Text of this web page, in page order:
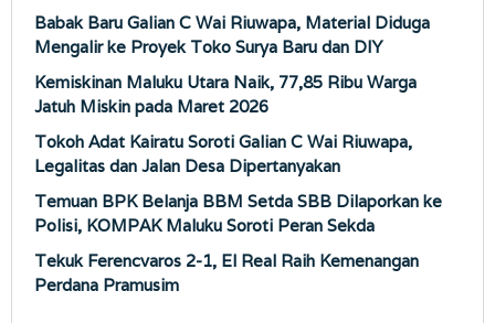
Babak Baru Galian C Wai Riuwapa, Material Diduga
Mengalir ke Proyek Toko Surya Baru dan DIY
Kemiskinan Maluku Utara Naik, 77,85 Ribu Warga
Jatuh Miskin pada Maret 2026
Tokoh Adat Kairatu Soroti Galian C Wai Riuwapa,
Legalitas dan Jalan Desa Dipertanyakan
Temuan BPK Belanja BBM Setda SBB Dilaporkan ke
Polisi, KOMPAK Maluku Soroti Peran Sekda
Tekuk Ferencvaros 2-1, El Real Raih Kemenangan
Perdana Pramusim